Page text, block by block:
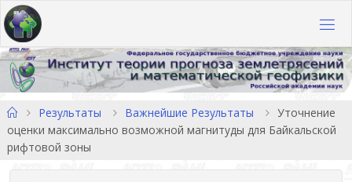
Перейти
к
содержимому
ГлавнаяРезультаты Важнейшие Результаты
Уточнение
оценки максимально возможной магнитуды для Байкальской
рифтовой зоны